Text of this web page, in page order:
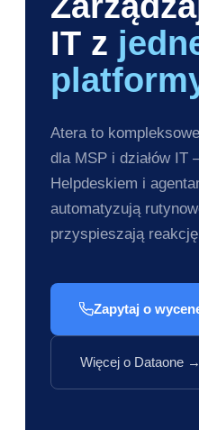
IT z
Atera to
dla MSP i działów
Helpdeskiem i
automatyzują
przyspieszają
Zapytaj o
Więcej o Dataone →